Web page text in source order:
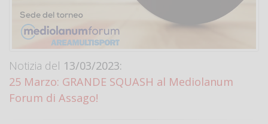
Notizia del 13/03/2023:
25 Marzo: GRANDE SQUASH al Mediolanum
Forum di Assago!